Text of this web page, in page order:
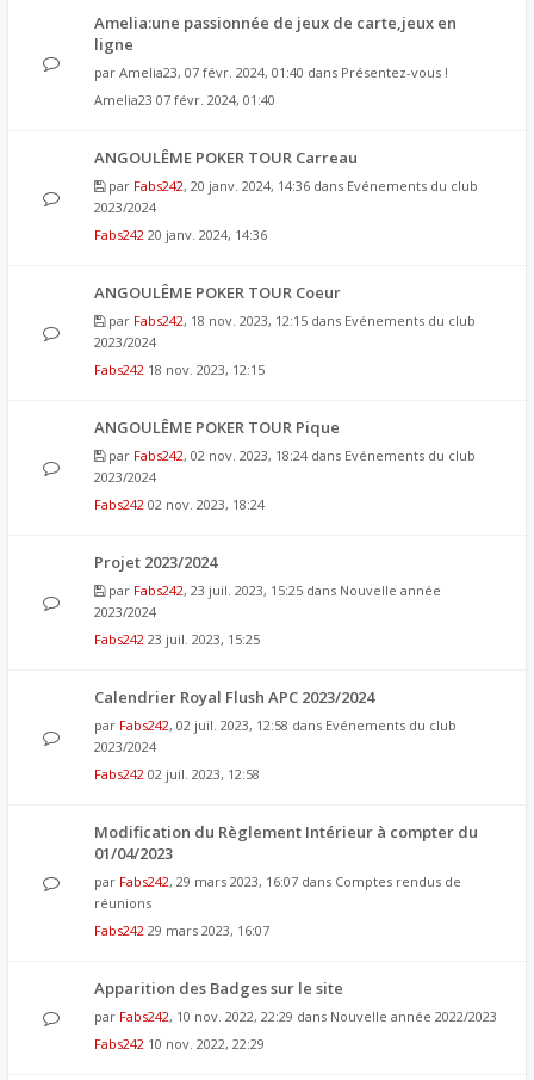
Amelia:une passionnée de jeux de carte,jeux en
ligne
par Amelia23, 07 févr. 2024, 01:40 dans Présentez-vous !
Amelia23 07 févr. 2024, 01:40
ANGOULÊME POKER TOUR Carreau
par Fabs242, 20 janv. 2024, 14:36 dans Evénements du club
2023/2024
Fabs242 20 janv. 2024, 14:36
ANGOULÊME POKER TOUR Coeur
par Fabs242, 18 nov. 2023, 12:15 dans Evénements du club
2023/2024
Fabs242 18 nov. 2023, 12:15
ANGOULÊME POKER TOUR Pique
par Fabs242, 02 nov. 2023, 18:24 dans Evénements du club
2023/2024
Fabs242 02 nov. 2023, 18:24
Projet 2023/2024
par Fabs242, 23 juil. 2023, 15:25 dans Nouvelle année
2023/2024
Fabs242 23 juil. 2023, 15:25
Calendrier Royal Flush APC 2023/2024
par Fabs242, 02 juil. 2023, 12:58 dans Evénements du club
2023/2024
Fabs242 02 juil. 2023, 12:58
Modification du Règlement Intérieur à compter du
01/04/2023
par Fabs242, 29 mars 2023, 16:07 dans Comptes rendus de
réunions
Fabs242 29 mars 2023, 16:07
Apparition des Badges sur le site
par Fabs242, 10 nov. 2022, 22:29 dans Nouvelle année 2022/2023
Fabs242 10 nov. 2022, 22:29